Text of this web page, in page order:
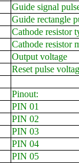
Guide signal
Guide rectangle
Cathode resistor
Cathode resistor
Output voltage
Reset pulse
Pinout:
PIN 01
PIN 02
PIN 03
PIN 04
PIN 05